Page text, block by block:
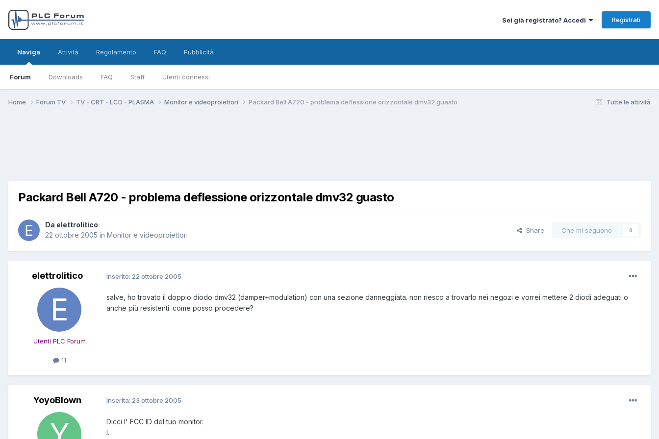
Sei già registrato? Accedi Registrati
Naviga
Forum Downloads FAQ Staff Utenti connessi
Attività Regolamento FAQ Pubblicità
Tutte le attività
Home Forum TV TV - CRT - LCD - PLASMA Monitor e videoproiettori Packard Bell A720 - problema deflessione orizzontale dmv32 guasto
Packard Bell A720 - problema deflessione orizzontale dmv32 guasto
Da elettrolitico
22 ottobre 2005 in Monitor e videoproiettori
Share Che mi seguono 0
elettrolitico
Utenti PLC Forum
11
Inserito: 22 ottobre 2005
salve, ho trovato il doppio diodo dmv32 (damper+modulation) con una sezione danneggiata. non riesco a trovarlo nei negozi e vorrei mettere 2 diodi adeguati o
anche più resistenti. come posso procedere?
YoyoBlown Inserita: 23 ottobre 2005
Dicci l' FCC ID del tuo monitor.
I.